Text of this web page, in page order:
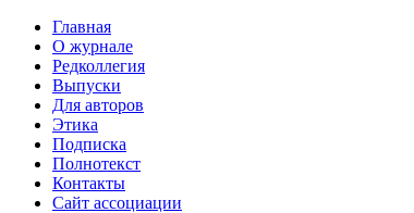
Главная
О журнале
Редколлегия
Выпуски
Для авторов
Этика
Подписка
Полнотекст
Контакты
Сайт ассоциации